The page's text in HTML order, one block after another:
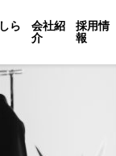
ら 会社紹
介
採用情
報